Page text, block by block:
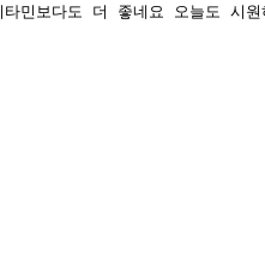
민보다도 더 좋네요 오늘도 시원